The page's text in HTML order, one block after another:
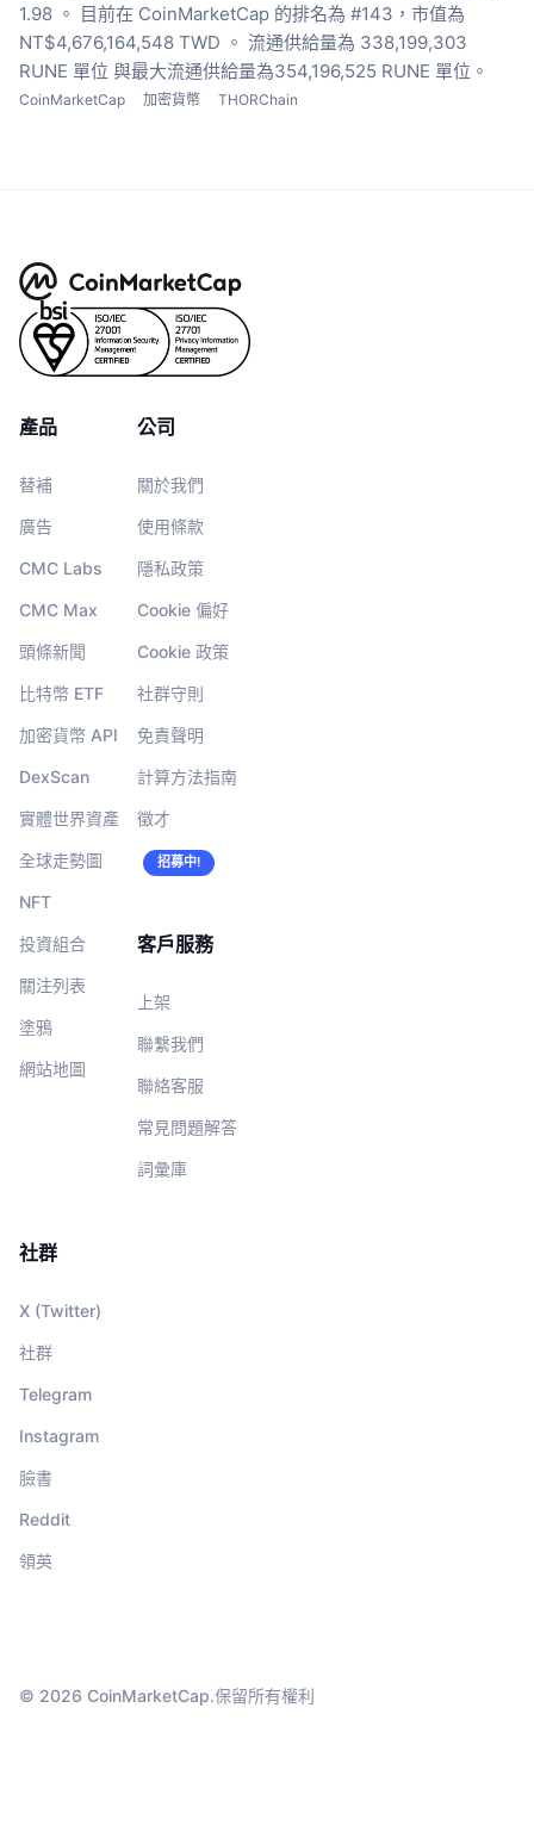
1.98 。 目前在 CoinMarketCap 的排名為 #143，市值為
NT$4,676,164,548 TWD 。 流通供給量為 338,199,303
RUNE 單位 與最大流通供給量為354,196,525 RUNE 單位。
CoinMarketCap 加密貨幣 THORChain
產品
替補
廣告
CMC Labs
CMC Max
頭條新聞
比特幣 ETF
加密貨幣 API
DexScan
實體世界資產
全球走勢圖
NFT
投資組合
關注列表
塗鴉
網站地圖
公司
關於我們
使用條款
隱私政策
Cookie 偏好
Cookie 政策
社群守則
免責聲明
計算方法指南
徵才
招募中!
客戶服務
上架
聯繫我們
聯絡客服
常見問題解答
詞彙庫
社群
X (Twitter)
社群
Telegram
Instagram
臉書
Reddit
領英
© 2026 CoinMarketCap.保留所有權利